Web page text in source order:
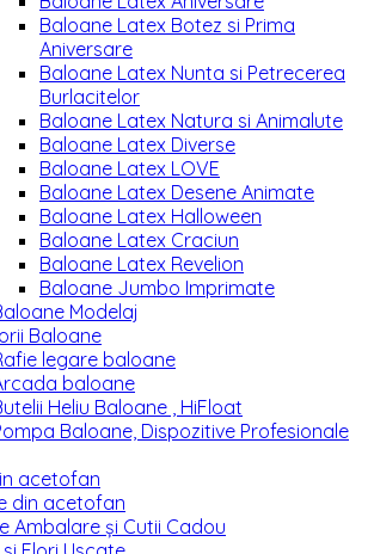
Baloane Latex Botez si Prima
Aniversare
Baloane Latex Nunta si Petrecerea
Burlacitelor
Baloane Latex Natura si Animalute
Baloane Latex Diverse
Baloane Latex LOVE
Baloane Latex Desene Animate
Baloane Latex Halloween
Baloane Latex Craciun
Baloane Latex Revelion
Baloane Jumbo Imprimate
Modelaj
Baloane
legare baloane
baloane
Heliu Baloane , HiFloat
Baloane, Dispozitive Profesionale
acetofan
din acetofan
Ambalare și Cutii Cadou